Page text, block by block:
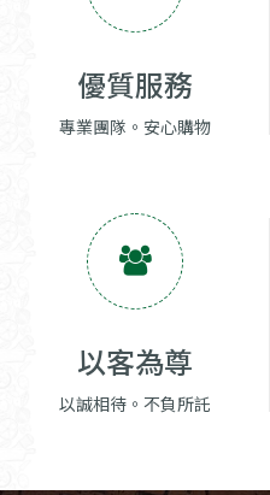
優質服務
專業團隊。安心購物
以客為尊
以誠相待。不負所託